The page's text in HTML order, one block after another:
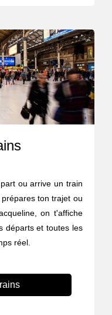
ou arrive un train
ton trajet ou
on t'affiche
départs et toutes les
réel.